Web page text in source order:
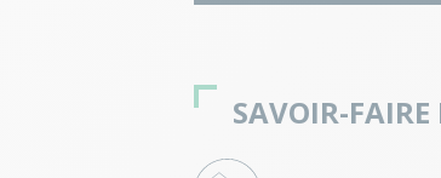
SAVOIR-FAIRE